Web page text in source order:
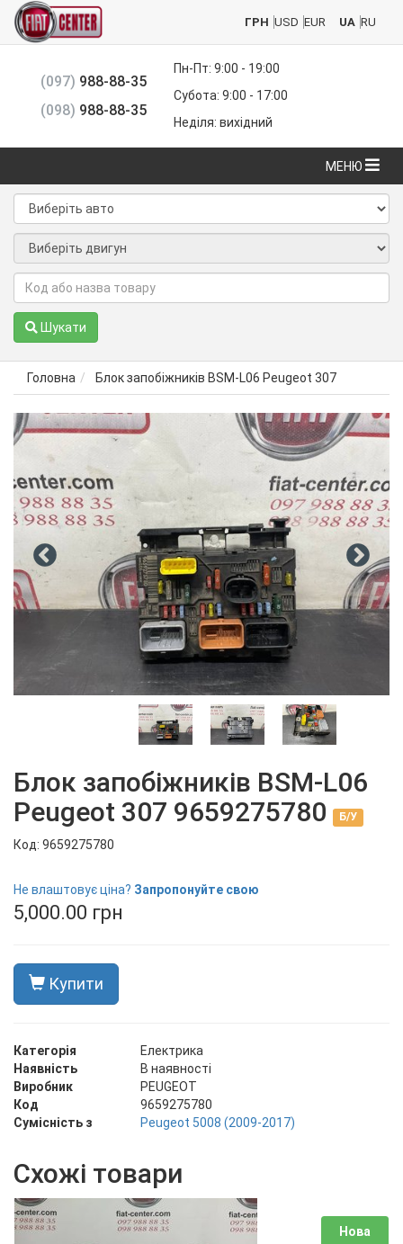
UA RU
ГРН USD EUR
(097) 988-88-35
(098) 988-88-35
Пн-Пт: 9:00 - 19:00
Субота: 9:00 - 17:00
Неділя: вихідний
МЕНЮ
Шукати
Головна Блок запобіжників BSM-L06 Peugeot 307
Блок запобіжників BSM-L06
Peugeot 307 9659275780
Б/У
Код: 9659275780
Не влаштовує ціна? Запропонуйте свою
5,000.00 грн
Купити
Категорія
Електрика
Наявність
В наявності
Виробник
PEUGEOT
Код
9659275780
Сумісність з
Peugeot 5008 (2009-2017)
Схожі товари
Нова